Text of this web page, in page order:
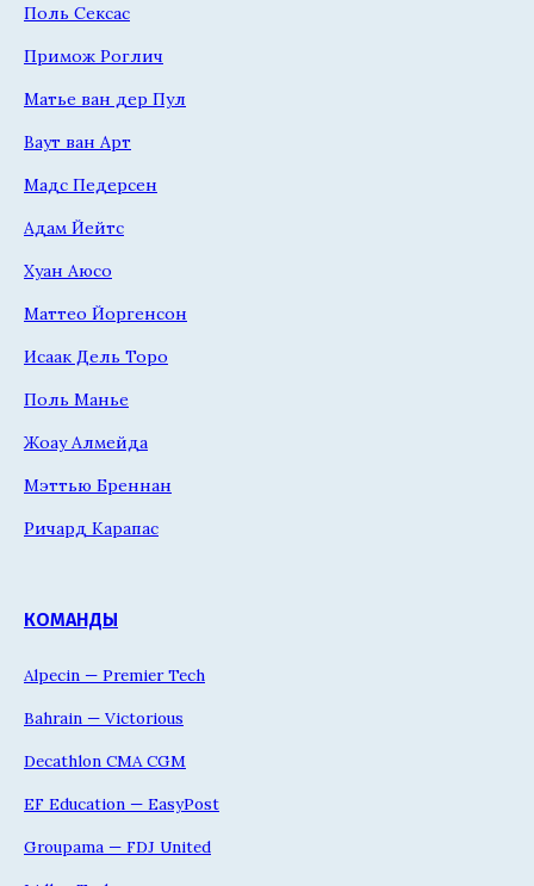
Поль Сексас
Примож Роглич
Матье ван дер Пул
Ваут ван Арт
Мадс Педерсен
Адам Йейтс
Хуан Аюсо
Маттео Йоргенсон
Исаак Дель Торо
Поль Манье
Жоау Алмейда
Мэттью Бреннан
Ричард Карапас
КОМАНДЫ
Alpecin — Premier Tech
Bahrain — Victorious
Decathlon CMA CGM
EF Education — EasyPost
Groupama — FDJ United